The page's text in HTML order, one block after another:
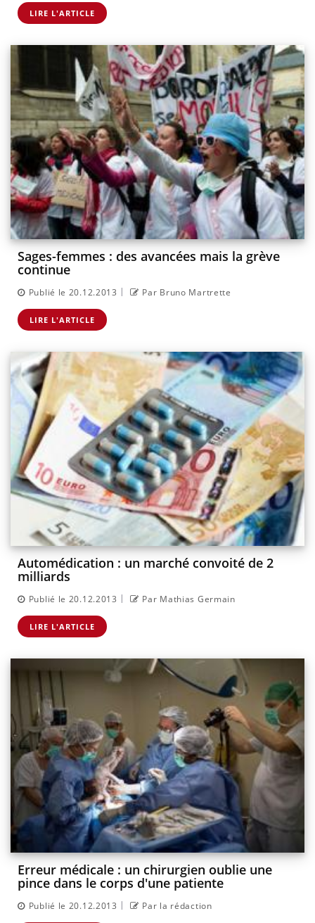
LIRE L'ARTICLE
Sages-femmes : des avancées mais la grève
continue
Publié le 20.12.2013 | Par Bruno Martrette
LIRE L'ARTICLE
Automédication : un marché convoité de 2
milliards
Publié le 20.12.2013 | Par Mathias Germain
LIRE L'ARTICLE
Erreur médicale : un chirurgien oublie une
pince dans le corps d'une patiente
Publié le 20.12.2013 | Par la rédaction